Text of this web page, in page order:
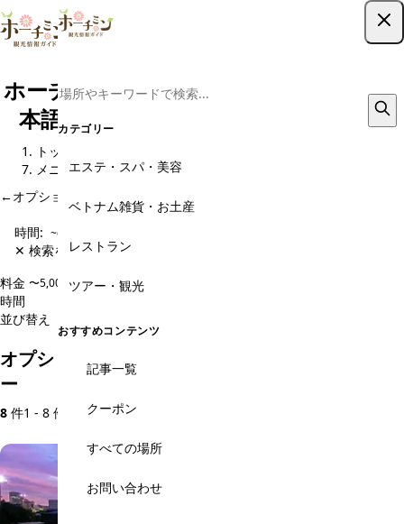
カテゴリー
エステ・スパ・美容
ベトナム雑貨・お土産
レストラン
ツアー・観光
おすすめコンテンツ
記事一覧
クーポン
すべての場所
お問い合わせ
ホーチミン現地ツアー予約｜格安から日
本語ガイド・専用車までおすすめ8選
トップ
メニュー
←オプショナルツアー予約・現地旅行会社 のページに戻る
時間: ~60分
✕ 検索をクリア
料金 〜5,000円5,000〜10,000円
時間
並び替え
オプショナルツアー予約・現地旅行会社のメニュ
ー
8 件1 - 8 件を表示